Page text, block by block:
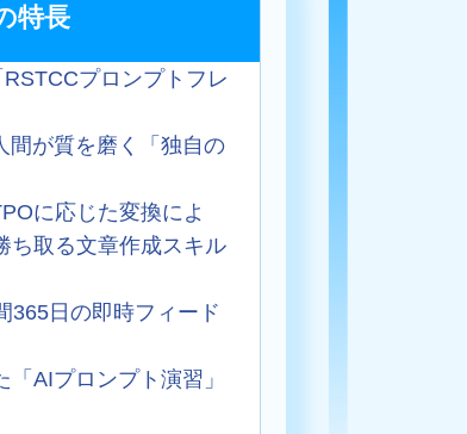
特長
プロンプトフレ
間が質を磨く「独自の
に応じた変換によ
ち取る文章作成スキル
365日の即時フィード
AIプロンプト演習」